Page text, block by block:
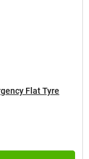
Flat Tyre